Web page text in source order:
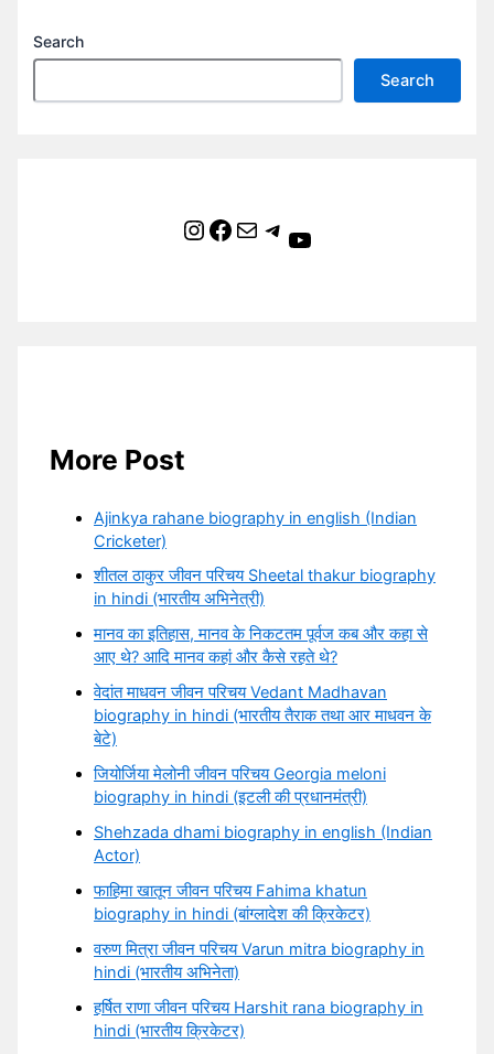
Search
Search
Instagram Facebook Mail Telegram YouTube
More Post
Ajinkya rahane biography in english (Indian
Cricketer)
शीतल ठाकुर जीवन परिचय Sheetal thakur biography
in hindi (भारतीय अभिनेत्री)
मानव का इतिहास, मानव के निकटतम पूर्वज कब और कहा से
आए थे? आदि मानव कहां और कैसे रहते थे?
वेदांत माधवन जीवन परिचय Vedant Madhavan
biography in hindi (भारतीय तैराक तथा आर माधवन के
बेटे)
जियोर्जिया मेलोनी जीवन परिचय Georgia meloni
biography in hindi (इटली की प्रधानमंत्री)
Shehzada dhami biography in english (Indian
Actor)
फाहिमा खातून जीवन परिचय Fahima khatun
biography in hindi (बांग्लादेश की क्रिकेटर)
वरुण मित्रा जीवन परिचय Varun mitra biography in
hindi (भारतीय अभिनेता)
हर्षित राणा जीवन परिचय Harshit rana biography in
hindi (भारतीय क्रिकेटर)